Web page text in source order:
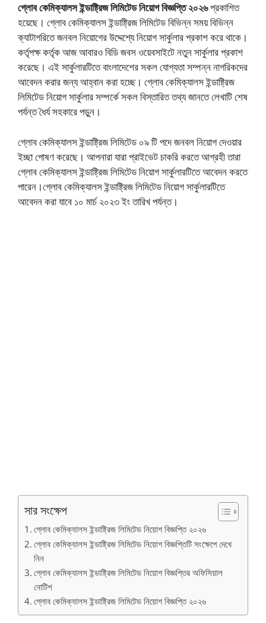
গ্লোব কেমিক্যালস ইন্ডাষ্ট্রিজ লিমিটেড নিয়োগ বিজ্ঞপ্তি ২০২৬প্রকাশিত
হয়েছে। গ্লোব কেমিক্যালস ইন্ডাষ্ট্রিজ লিমিটেড বিভিন্ন সময় বিভিন্ন
ক্যাটাগরিতে জনবল নিয়োগের উদ্দেশ্যে নিয়োগ সার্কুলার প্রকাশ করে থাকে।
কর্তৃপক্ষ কর্তৃক আজ আবারও বিডি জবস ওয়েবসাইটে নতুন সার্কুলার প্রকাশ
করেছে। এই সার্কুলারটিতে বাংলাদেশের সকল যোগ্যতা সম্পন্ন নাগরিকদের
আবেদন করার জন্য আহ্বান করা হচ্ছে। গ্লোব কেমিক্যালস ইন্ডাষ্ট্রিজ
লিমিটেড নিয়োগ সার্কুলার সম্পর্কে সকল বিস্তারিত তথ্য জানতে লেখাটি শেষ
পর্যন্ত ধৈর্য সহকারে পড়ুন।
গ্লোব কেমিক্যালস ইন্ডাষ্ট্রিজ লিমিটেড ০৯ টি পদে জনবল নিয়োগ দেওয়ার
ইচ্ছা পোষণ করেছে। আপনারা যারা প্রাইভেট চাকরি করতে আগ্রহী তারা
গ্লোব কেমিক্যালস ইন্ডাষ্ট্রিজ লিমিটেড নিয়োগ সার্কুলারটিতে আবেদন করতে
পারেন।গ্লোব কেমিক্যালস ইন্ডাষ্ট্রিজ লিমিটেড নিয়োগ সার্কুলারটিতে
আবেদন করা যাবে ১০ মার্চ ২০২৩ ইং তারিখ পর্যন্ত।
সার সংক্ষেপ
গ্লোব কেমিক্যালস ইন্ডাষ্ট্রিজ লিমিটেড নিয়োগ বিজ্ঞপ্তি ২০২৬
গ্লোব কেমিক্যালস ইন্ডাষ্ট্রিজ লিমিটেড নিয়োগ বিজ্ঞপ্তিটি সংক্ষেপে দেখে
নিন
গ্লোব কেমিক্যালস ইন্ডাষ্ট্রিজ লিমিটেড নিয়োগ বিজ্ঞপ্তির অফিসিয়াল
নোটিশ
গ্লোব কেমিক্যালস ইন্ডাষ্ট্রিজ লিমিটেড নিয়োগ বিজ্ঞপ্তি ২০২৬